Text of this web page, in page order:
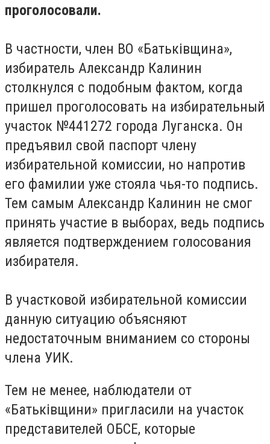
проголосовали.
В частности, член ВО «Батьківщина»,
избиратель Александр Калинин
столкнулся с подобным фактом, когда
пришел проголосовать на избирательный
участок №441272 города Луганска. Он
предъявил свой паспорт члену
избирательной комиссии, но напротив
его фамилии уже стояла чья-то подпись.
Тем самым Александр Калинин не смог
принять участие в выборах, ведь подпись
является подтверждением голосования
избирателя.
В участковой избирательной комиссии
данную ситуацию объясняют
недостаточным вниманием со стороны
члена УИК.
Тем не менее, наблюдатели от
«Батьківщини» пригласили на участок
представителей ОБСЕ, которые